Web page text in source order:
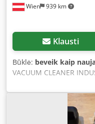
service, clearing
Wien 939 km
Klausti
Būklė: beveik kaip
VACUUM CLEANER
CONDITION SCOPE OF
(approx. 1/4 - 1/5 of the
available Delfin
Excellent Condition,